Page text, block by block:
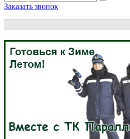
Заказать звонок